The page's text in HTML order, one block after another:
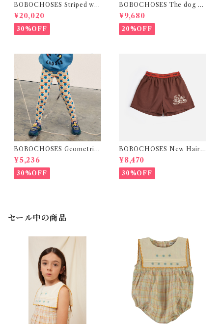
BOBOCHOSES Striped wid
e-leg denim pants / M
¥20,020
30%OFF
BOBOCHOSES The dog da
y of summer unisex T-shirt
/ S.M
¥9,680
20%OFF
BOBOCHOSES Geometric
¥5,236
30%OFF
BOBOCHOSES New Hairli
ne denim bermuda shorts /
2-6Y
¥8,470
30%OFF
セール中の商品